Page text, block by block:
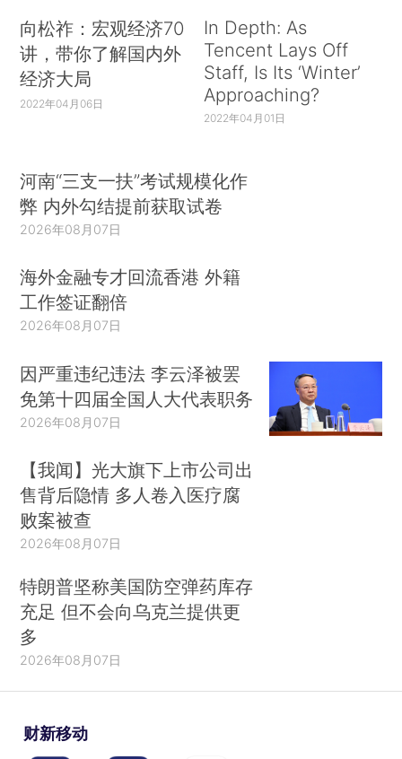
向松祚：宏观经济70
讲，带你了解国内外
经济大局
2022年04月06日
In Depth: As
Tencent Lays Off
Staff, Is Its ‘Winter’
Approaching?
2022年04月01日
河南“三支一扶”考试规模化作
弊 内外勾结提前获取试卷
2026年08月07日
海外金融专才回流香港 外籍
工作签证翻倍
2026年08月07日
因严重违纪违法 李云泽被罢
免第十四届全国人大代表职务
2026年08月07日
【我闻】光大旗下上市公司出
售背后隐情 多人卷入医疗腐
败案被查
2026年08月07日
特朗普坚称美国防空弹药库存
充足 但不会向乌克兰提供更
多
2026年08月07日
财新移动